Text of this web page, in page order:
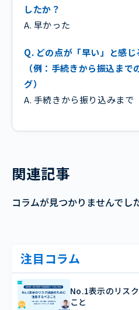
したか？
A. 早かった
Q. どの点が「早い」と感
（例：手続きから振込ま
グ）
A. 手続きから振り込みまで
関連記事
コラムが見つかりませんでし
注目コラム
No.1表示のリス
こと